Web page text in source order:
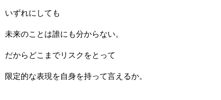
いずれにしても
未来のことは誰にも分からない。
だからどこまでリスクをとって
限定的な表現を自身を持って言えるか。